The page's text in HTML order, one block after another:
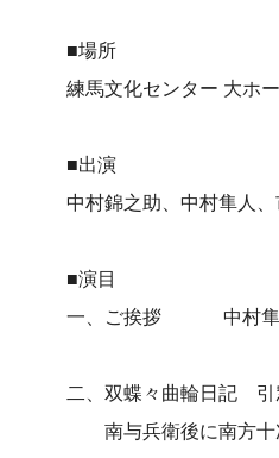
■場所
練馬文化センター 大ホ
■出演
中村錦之助、中村隼人
■演目
一、ご挨拶 中村隼
二、双蝶々曲輪日記 引
南与兵衛後に南方十